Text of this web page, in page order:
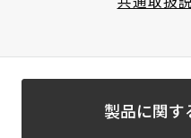
製品に関す